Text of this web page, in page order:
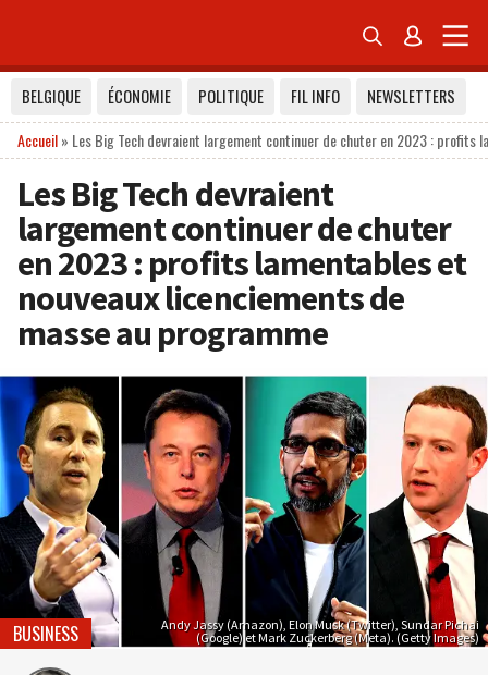
 
BELGIQUE ÉCONOMIE POLITIQUE FIL INFO
NEWSLETTERS
Accueil» Les Big Tech devraient largement continuer de chuter en 2023 : profits
Les Big Tech devraient
largement continuer de chuter
en 2023 : profits lamentables et
nouveaux licenciements de
masse au programme
Andy Jassy (Amazon), Elon Musk (Twitter), Sundar Pichai
(Google) et Mark Zuckerberg (Meta). (Getty Images)
BUSINESS